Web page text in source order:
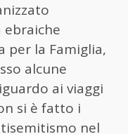
ebraiche
per la Famiglia,
alcune
ai viaggi
si è fatto i
nel